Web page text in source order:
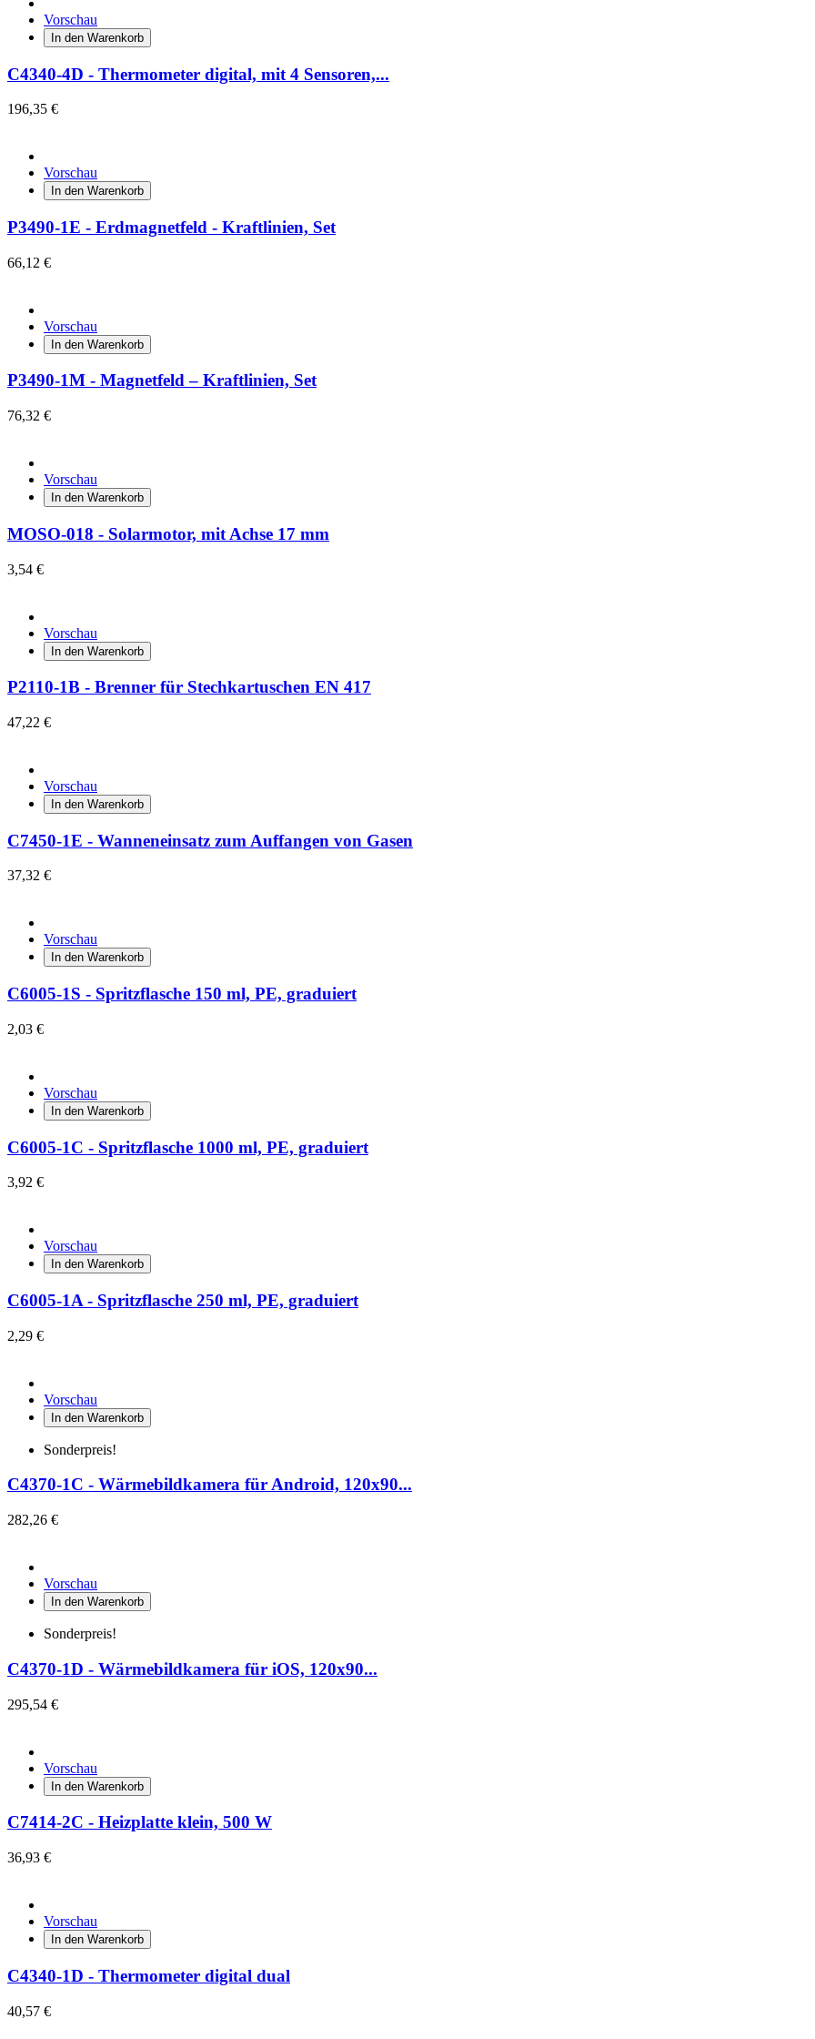
Vorschau
In den Warenkorb
C4340-4D - Thermometer digital, mit 4 Sensoren,...
196,35 €
Vorschau
In den Warenkorb
P3490-1E - Erdmagnetfeld - Kraftlinien, Set
66,12 €
Vorschau
In den Warenkorb
P3490-1M - Magnetfeld – Kraftlinien, Set
76,32 €
Vorschau
In den Warenkorb
MOSO-018 - Solarmotor, mit Achse 17 mm
3,54 €
Vorschau
In den Warenkorb
P2110-1B - Brenner für Stechkartuschen EN 417
47,22 €
Vorschau
In den Warenkorb
C7450-1E - Wanneneinsatz zum Auffangen von Gasen
37,32 €
Vorschau
In den Warenkorb
C6005-1S - Spritzflasche 150 ml, PE, graduiert
2,03 €
Vorschau
In den Warenkorb
C6005-1C - Spritzflasche 1000 ml, PE, graduiert
3,92 €
Vorschau
In den Warenkorb
C6005-1A - Spritzflasche 250 ml, PE, graduiert
2,29 €
Vorschau
In den Warenkorb
Sonderpreis!
C4370-1C - Wärmebildkamera für Android, 120x90...
282,26 €
Vorschau
In den Warenkorb
Sonderpreis!
C4370-1D - Wärmebildkamera für iOS, 120x90...
295,54 €
Vorschau
In den Warenkorb
C7414-2C - Heizplatte klein, 500 W
36,93 €
Vorschau
In den Warenkorb
C4340-1D - Thermometer digital dual
40,57 €